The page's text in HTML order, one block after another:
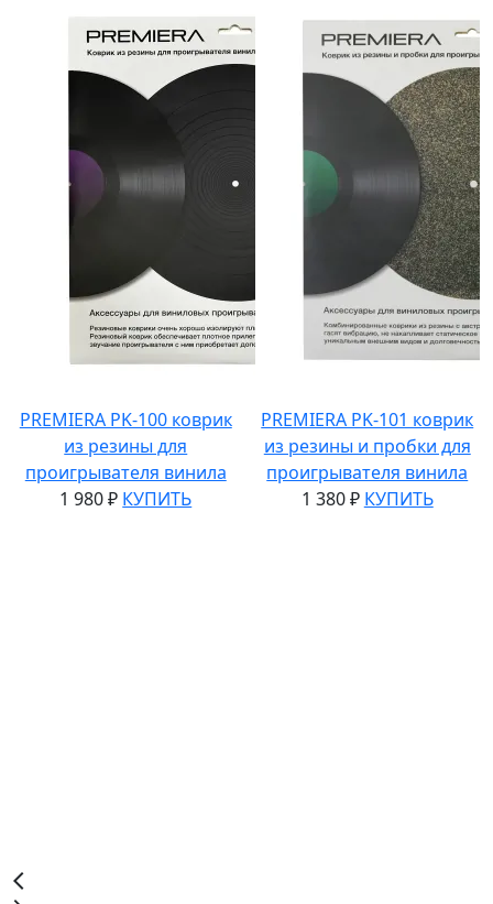
PREMIERA PK-100 коврик
из резины для
проигрывателя винила
1 980 ₽ КУПИТЬ
PREMIERA PK-101 коврик
из резины и пробки для
проигрывателя винила
1 380 ₽ КУПИТЬ